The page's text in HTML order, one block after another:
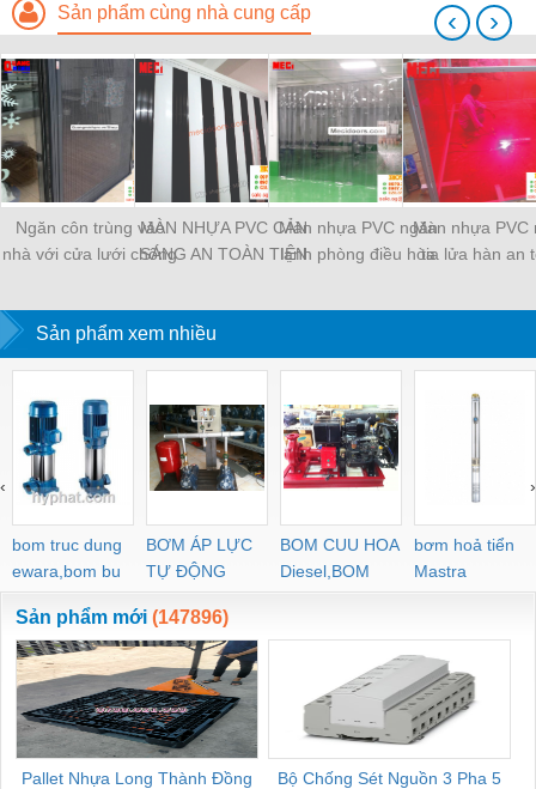
Sản phẩm cùng nhà cung cấp
Ngăn côn trùng vào
nhà với cửa lưới chống
MÀN NHỰA PVC CẢN
SÁNG AN TOÀN TIỆN
Màn nhựa PVC ngăn
lạnh phòng điều hòa
Màn nhựa PVC
tia lửa hàn an
‹ ›
Sản phẩm xem nhiều
bom truc dung
ewara,bom bu
ewara
BƠM ÁP LỰC
TỰ ĐỘNG
BOM CUU HOA
Diesel,BOM
CHUA CHAY
bơm hoả tiển
Mastra
‹ ›
Sản phẩm mới (147896)
Pallet Nhựa Long Thành Đồng
Bộ Chống Sét Nguồn 3 Pha 5